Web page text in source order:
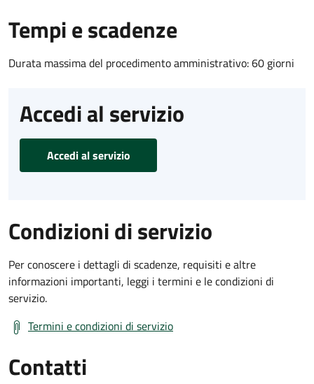
Tempi e scadenze
Durata massima del procedimento amministrativo: 60 giorni
Accedi al servizio
Accedi al servizio
Condizioni di servizio
Per conoscere i dettagli di scadenze, requisiti e altre
informazioni importanti, leggi i termini e le condizioni di
servizio.
Termini e condizioni di servizio
Contatti